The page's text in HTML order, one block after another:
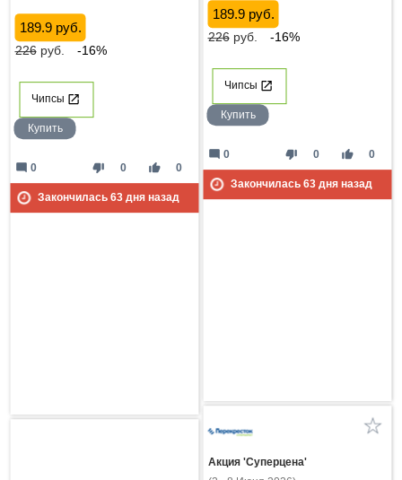
189.9 руб.
226руб. -16%
Чипсы
Купить
thumb_down 0 thumb_up 0
mode_comment 0
Закончилась 63дня назад
189.9 руб.
226руб. -16%
Чипсы
Купить
thumb_down 0 thumb_up 0
mode_comment 0
Закончилась 63дня назад
Акция 'Суперцена'